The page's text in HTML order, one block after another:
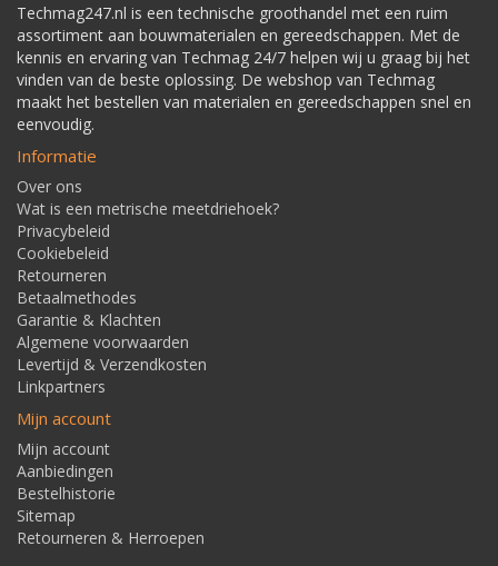
Techmag247.nl is een technische groothandel met een ruim
assortiment aan bouwmaterialen en gereedschappen. Met de
kennis en ervaring van Techmag 24/7 helpen wij u graag bij het
vinden van de beste oplossing. De webshop van Techmag
maakt het bestellen van materialen en gereedschappen snel en
eenvoudig.
Informatie
Over ons
Wat is een metrische meetdriehoek?
Privacybeleid
Cookiebeleid
Retourneren
Betaalmethodes
Garantie & Klachten
Algemene voorwaarden
Levertijd & Verzendkosten
Linkpartners
Mijn account
Mijn account
Aanbiedingen
Bestelhistorie
Sitemap
Retourneren & Herroepen